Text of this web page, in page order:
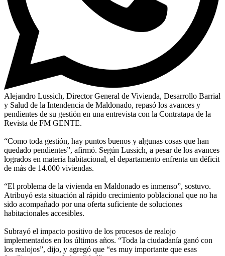
Alejandro Lussich, Director General de Vivienda, Desarrollo Barrial
y Salud de la Intendencia de Maldonado, repasó los avances y
pendientes de su gestión en una entrevista con la Contratapa de la
Revista de FM GENTE.
“Como toda gestión, hay puntos buenos y algunas cosas que han
quedado pendientes”, afirmó. Según Lussich, a pesar de los avances
logrados en materia habitacional, el departamento enfrenta un déficit
de más de 14.000 viviendas.
“El problema de la vivienda en Maldonado es inmenso”, sostuvo.
Atribuyó esta situación al rápido crecimiento poblacional que no ha
sido acompañado por una oferta suficiente de soluciones
habitacionales accesibles.
Subrayó el impacto positivo de los procesos de realojo
implementados en los últimos años. “Toda la ciudadanía ganó con
los realojos”, dijo, y agregó que “es muy importante que esas